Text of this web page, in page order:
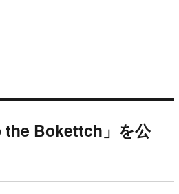
the Bokettch」を公